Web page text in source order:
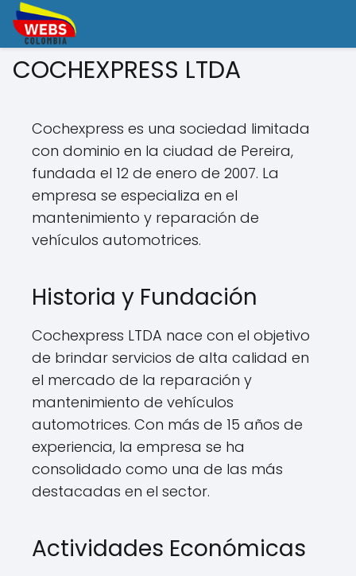
COCHEXPRESS LTDA
Cochexpress es una sociedad limitada
con dominio en la ciudad de Pereira,
fundada el 12 de enero de 2007. La
empresa se especializa en el
mantenimiento y reparación de
vehículos automotrices.
Historia y Fundación
Cochexpress LTDA nace con el objetivo
de brindar servicios de alta calidad en
el mercado de la reparación y
mantenimiento de vehículos
automotrices. Con más de 15 años de
experiencia, la empresa se ha
consolidado como una de las más
destacadas en el sector.
Actividades Económicas